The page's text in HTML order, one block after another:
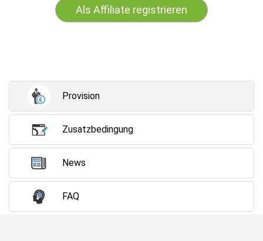
Als Affiliate registrieren
Provision
Zusatzbedingung
News
FAQ